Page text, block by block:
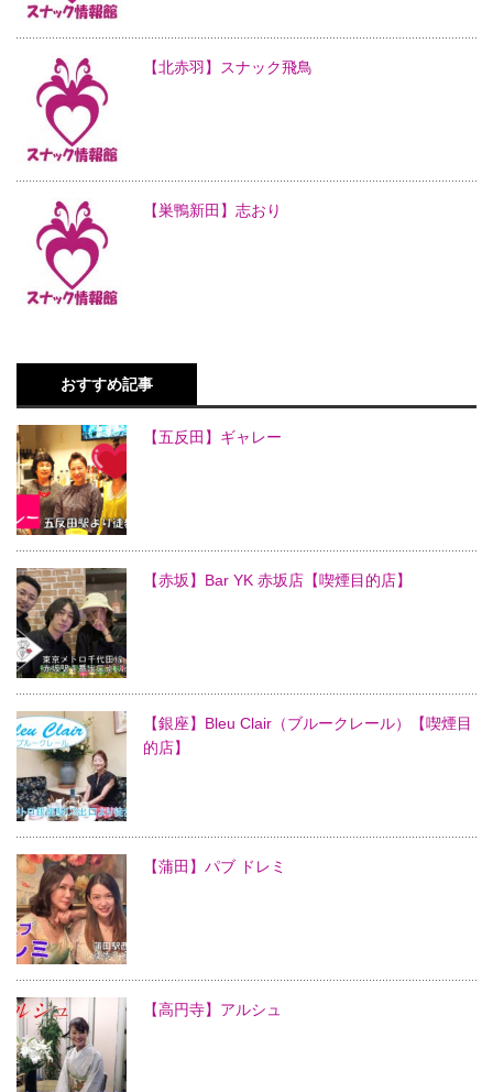
【北赤羽】スナック飛鳥
【巣鴨新田】志おり
おすすめ記事
【五反田】ギャレー
【赤坂】Bar YK 赤坂店【喫煙目的店】
【銀座】Bleu Clair（ブルークレール）【喫煙目
的店】
【蒲田】パブ ドレミ
【高円寺】アルシュ